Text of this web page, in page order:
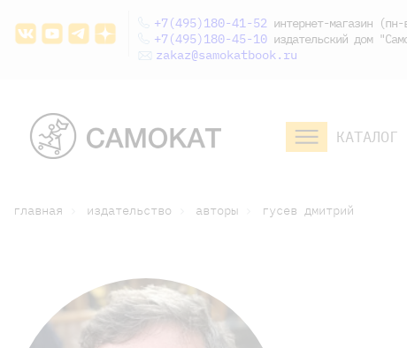
+7(495)180-41-52 интернет-магазин
+7(495)180-45-10 издательский дом
zakaz@samokatbook.ru
КАТАЛОГ
дошкольникам
главная издательство авторы гусев дмитрий